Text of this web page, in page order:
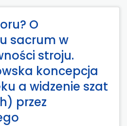
O
sacrum w
stroju.
koncepcja
a widzenie szat
przez